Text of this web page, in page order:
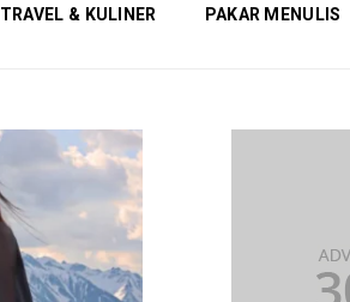
TRAVEL & KULINER PAKAR MENULIS